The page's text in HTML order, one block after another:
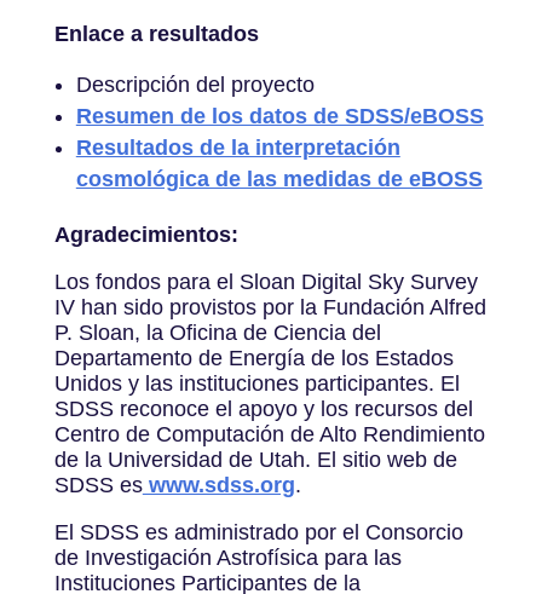
Enlace a resultados
Descripción del proyecto
Resumen de los datos de SDSS/eBOSS
Resultados de la interpretación
cosmológica de las medidas de eBOSS
Agradecimientos:
Los fondos para el Sloan Digital Sky Survey
IV han sido provistos por la Fundación Alfred
P. Sloan, la Oficina de Ciencia del
Departamento de Energía de los Estados
Unidos y las instituciones participantes. El
SDSS reconoce el apoyo y los recursos del
Centro de Computación de Alto Rendimiento
de la Universidad de Utah. El sitio web de
SDSS eswww.sdss.org.
El SDSS es administrado por el Consorcio
de Investigación Astrofísica para las
Instituciones Participantes de la